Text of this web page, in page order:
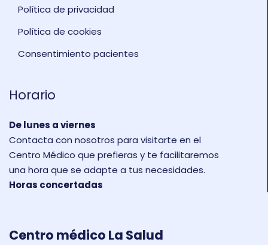
Política de privacidad
Política de cookies
Consentimiento pacientes
Horario
De lunes a viernes
Contacta con nosotros para visitarte en el
Centro Médico que prefieras y te facilitaremos
una hora que se adapte a tus necesidades.
Horas concertadas
Centro médico La Salud